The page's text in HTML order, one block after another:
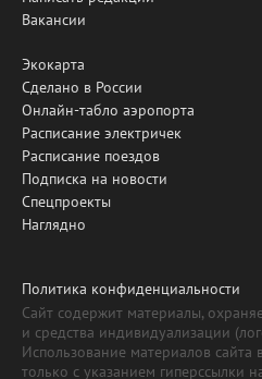
Вакансии
Экокарта
Сделано в России
Онлайн-табло аэропорта
Расписание электричек
Расписание поездов
Подписка на новости
Спецпроекты
Наглядно
Политика конфиденциальности
Сайт содержит материалы,
и средства индивидуализации
Использование материалов сайта
только с указанием гиперссылки